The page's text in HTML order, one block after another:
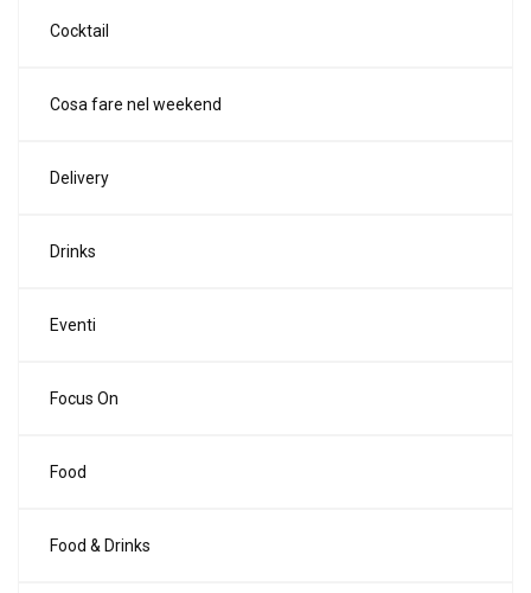
Cocktail
Cosa fare nel weekend
Delivery
Drinks
Eventi
Focus On
Food
Food & Drinks